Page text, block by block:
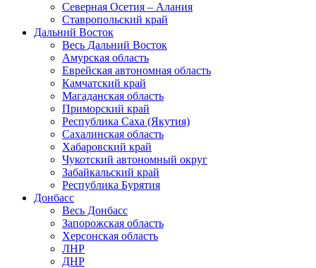
Северная Осетия – Алания
Ставропольский край
Дальний Восток
Весь Дальний Восток
Амурская область
Еврейская автономная область
Камчатский край
Магаданская область
Приморский край
Республика Саха (Якутия)
Сахалинская область
Хабаровский край
Чукотский автономный округ
Забайкальский край
Республика Бурятия
Донбасс
Весь Донбасс
Запорожская область
Херсонская область
ЛНР
ДНР